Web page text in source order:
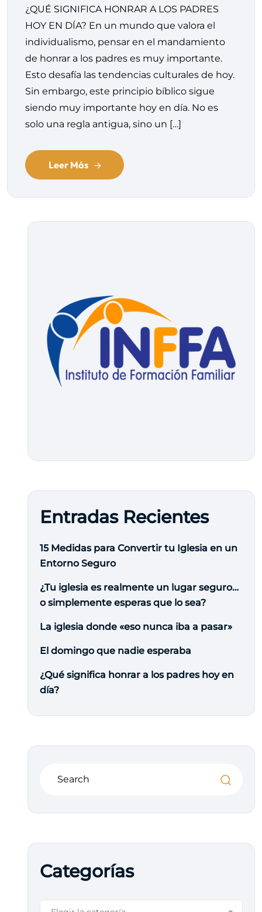
¿QUÉ SIGNIFICA HONRAR A LOS PADRES
HOY EN DÍA? En un mundo que valora el
individualismo, pensar en el mandamiento
de honrar a los padres es muy importante.
Esto desafía las tendencias culturales de hoy.
Sin embargo, este principio bíblico sigue
siendo muy importante hoy en día. No es
solo una regla antigua, sino un […]
Leer Más
Entradas Recientes
15 Medidas para Convertir tu Iglesia en un
Entorno Seguro
¿Tu iglesia es realmente un lugar seguro…
o simplemente esperas que lo sea?
La iglesia donde «eso nunca iba a pasar»
El domingo que nadie esperaba
¿Qué significa honrar a los padres hoy en
día?
Categorías